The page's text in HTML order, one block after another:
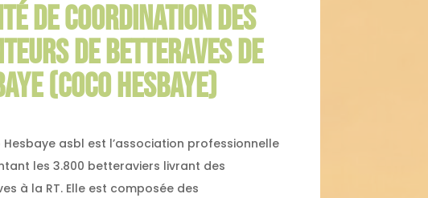
DE COORDINATION DES
DE BETTERAVES DE
(COCO HESBAYE)
Hesbaye asbl est l’association professionnelle
les 3.800 betteraviers livrant des
à la RT. Elle est composée des